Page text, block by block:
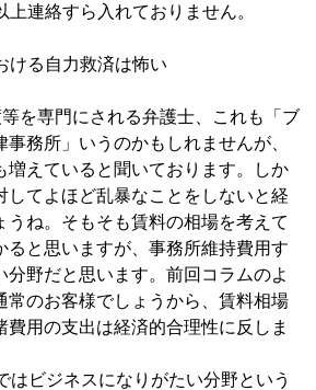
上連絡すら入れておりません。
る自力救済は怖い
を専門にされる弁護士、これも「ブ
事務所」いうのかもしれませんが、
増えていると聞いております。しか
してよほど乱暴なことをしないと経
うね。そもそも賃料の相場を考えて
ると思いますが、事務所維持費用す
分野だと思います。前回コラムのよ
常のお客様でしょうから、賃料相場
費用の支出は経済的合理性に反しま
はビジネスになりがたい分野という